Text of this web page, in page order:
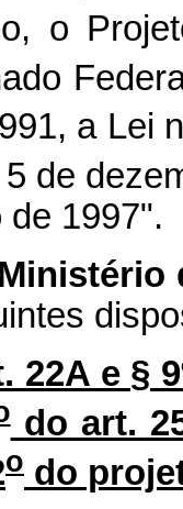
o
a Lei n
de
de 1997".
Ministério
22A e §
do art.
o do